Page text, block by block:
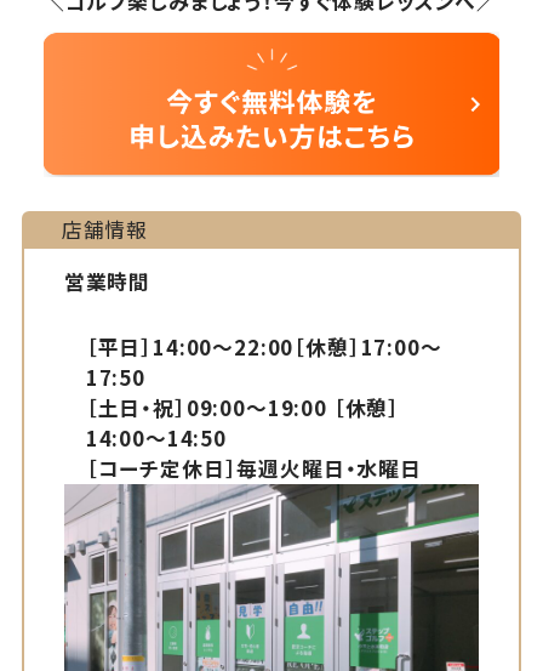
店舗情報
営業時間
［平日］14:00～22:00［休憩］17:00～
17:50
［土日・祝］09:00～19:00 ［休憩］
14:00～14:50
［コーチ定休日］毎週火曜日・水曜日